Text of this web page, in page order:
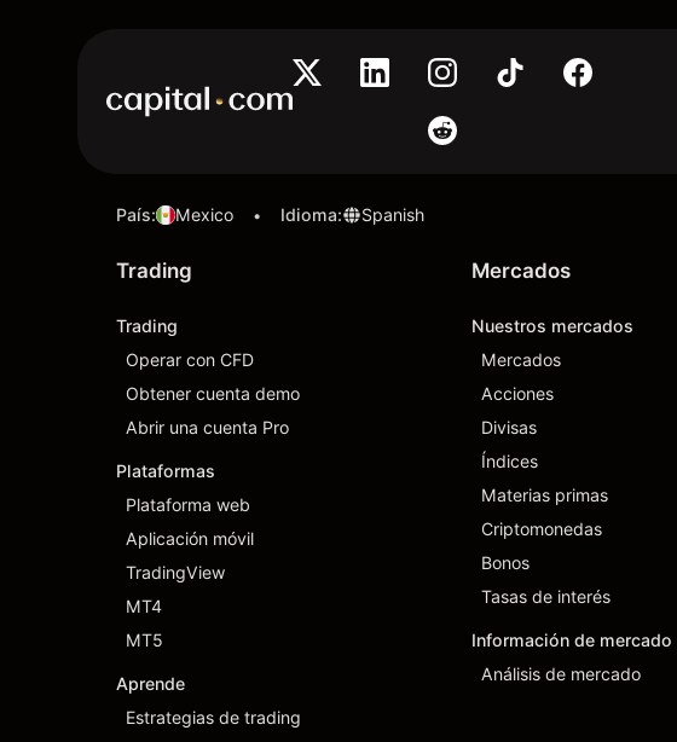
País: Mexico • Idioma: Spanish
Trading
Trading
Operar con CFD
Obtener cuenta demo
Abrir una cuenta Pro
Plataformas
Plataforma web
Aplicación móvil
TradingView
MT4
MT5
Aprende
Estrategias de trading
Mercados
Nuestros mercados
Mercados
Acciones
Divisas
Índices
Materias primas
Criptomonedas
Bonos
Tasas de interés
Información de mercado
Análisis de mercado